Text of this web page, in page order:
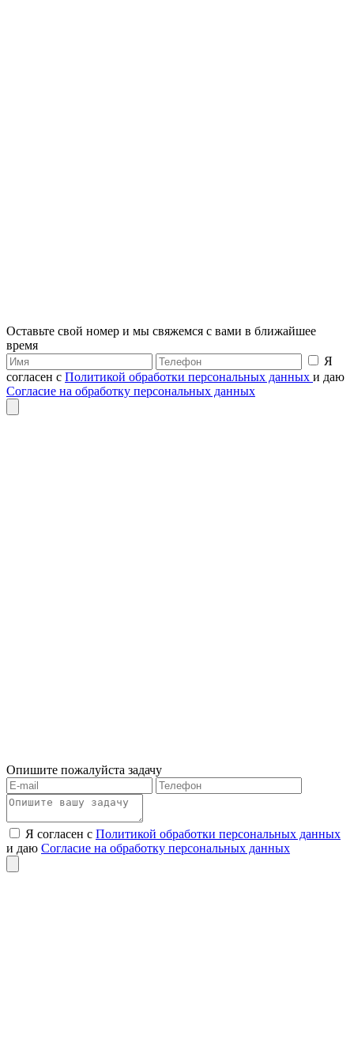
Оставьте свой номер и мы свяжемся с вами в ближайшее
время
Я
согласен с Политикой обработки персональных данных и даю
Согласие на обработку персональных данных
Опишите пожалуйста задачу
Я согласен с Политикой обработки персональных данных
и даю Согласие на обработку персональных данных